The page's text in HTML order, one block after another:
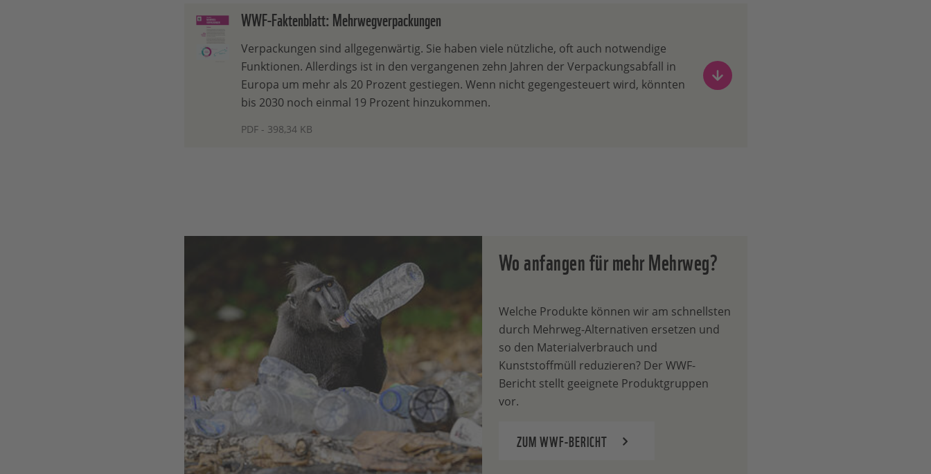
WWF-Faktenblatt: Mehrwegverpackungen
Verpackungen sind allgegenwärtig. Sie haben viele nützliche, oft auch notwendige
Funktionen. Allerdings ist in den vergangenen zehn Jahren der Verpackungsabfall in
Europa um mehr als 20 Prozent gestiegen. Wenn nicht gegengesteuert wird, könnten
bis 2030 noch einmal 19 Prozent hinzukommen.
PDF - 398,34 KB
Wo anfangen für mehr Mehrweg?
Welche Produkte können wir am schnellsten
durch Mehrweg-Alternativen ersetzen und
so den Materialverbrauch und
Kunststoffmüll reduzieren? Der WWF-
Bericht stellt geeignete Produktgruppen
vor.
ZUM WWF-BERICHT